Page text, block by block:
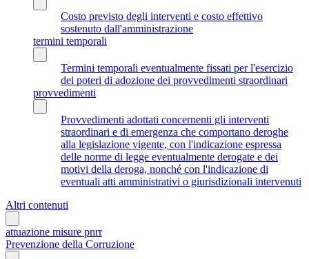
Costo previsto degli interventi e costo effettivo
sostenuto dall'amministrazione
termini temporali
Termini temporali eventualmente fissati per l'esercizio
dei poteri di adozione dei provvedimenti straordinari
provvedimenti
Provvedimenti adottati concernenti gli interventi
straordinari e di emergenza che comportano deroghe
alla legislazione vigente, con l'indicazione espressa
delle norme di legge eventualmente derogate e dei
motivi della deroga, nonché con l'indicazione di
eventuali atti amministrativi o giurisdizionali intervenuti
Altri contenuti
attuazione misure pnrr
Prevenzione della Corruzione